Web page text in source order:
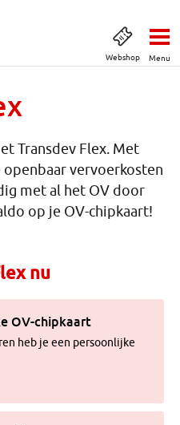
Webshop Menu
Transdev Flex. Met
openbaar vervoerkosten
met al het OV door
op je OV-chipkaart!
nu
OV-chipkaart
heb je een persoonlijke